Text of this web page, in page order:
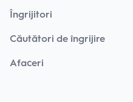
Îngrijitori
Căutători de îngrijire
Afaceri